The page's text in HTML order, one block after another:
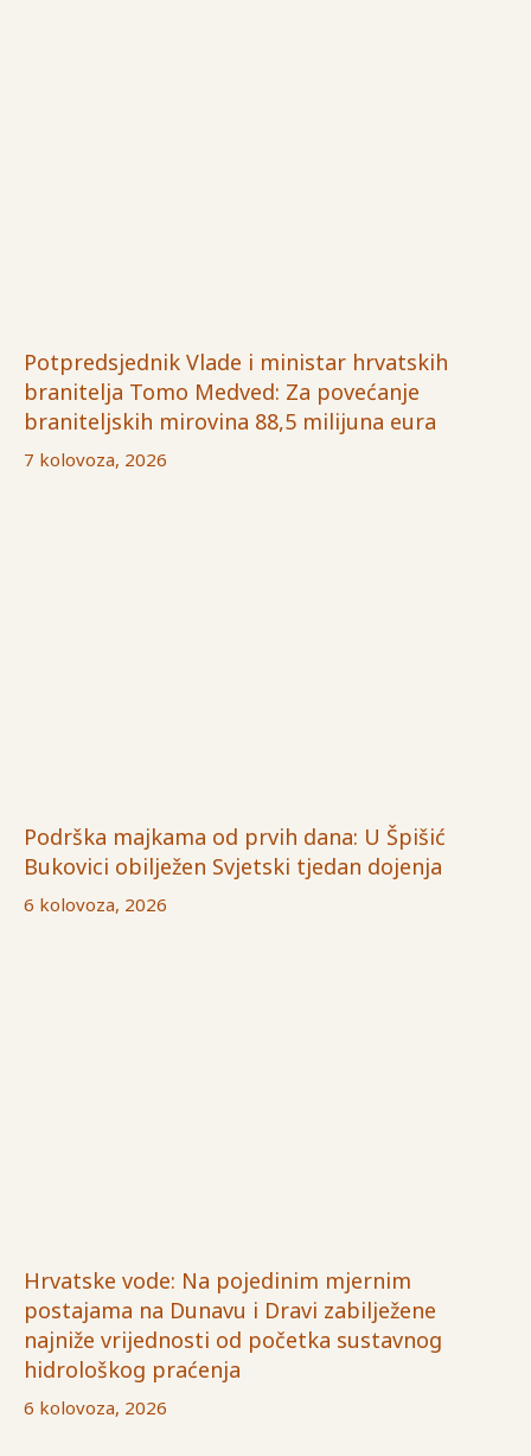
Potpredsjednik Vlade i ministar hrvatskih
branitelja Tomo Medved: Za povećanje
braniteljskih mirovina 88,5 milijuna eura
7 kolovoza, 2026
Podrška majkama od prvih dana: U Špišić
Bukovici obilježen Svjetski tjedan dojenja
6 kolovoza, 2026
Hrvatske vode: Na pojedinim mjernim
postajama na Dunavu i Dravi zabilježene
najniže vrijednosti od početka sustavnog
hidrološkog praćenja
6 kolovoza, 2026